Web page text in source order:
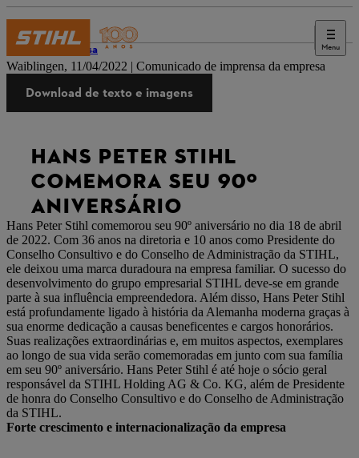
Menu
Imprensa
Waiblingen, 11/04/2022 | Comunicado de imprensa da empresa
Download de texto e imagens
HANS PETER STIHL
COMEMORA SEU 90º
ANIVERSÁRIO
Hans Peter Stihl comemorou seu 90º aniversário no dia 18 de abril
de 2022. Com 36 anos na diretoria e 10 anos como Presidente do
Conselho Consultivo e do Conselho de Administração da STIHL,
ele deixou uma marca duradoura na empresa familiar. O sucesso do
desenvolvimento do grupo empresarial STIHL deve-se em grande
parte à sua influência empreendedora. Além disso, Hans Peter Stihl
está profundamente ligado à história da Alemanha moderna graças à
sua enorme dedicação a causas beneficentes e cargos honorários.
Suas realizações extraordinárias e, em muitos aspectos, exemplares
ao longo de sua vida serão comemoradas em junto com sua família
em seu 90º aniversário. Hans Peter Stihl é até hoje o sócio geral
responsável da STIHL Holding AG & Co. KG, além de Presidente
de honra do Conselho Consultivo e do Conselho de Administração
da STIHL.
Forte crescimento e internacionalização da empresa